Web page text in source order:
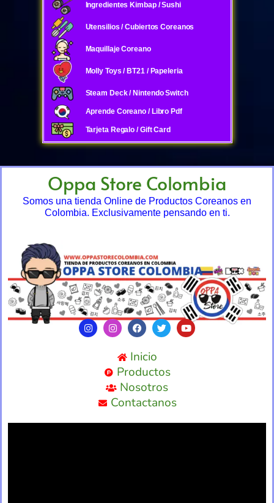
Ingredientes Kimbap / Sushi
Utensilios / Cubiertos Coreanos
Maquillaje Coreano
Molly Toys / BT21 / Papeleria
Steam Deck / Nintendo Switch
Aprende Coreano / Libro Pdf
Tarjeta Regalo / Gift Card
Oppa Store Colombia
Somos una tienda Online de Productos Coreanos en
Colombia. Exclusivamente pensando en ti.
Inicio
Productos
Nosotros
Contactanos